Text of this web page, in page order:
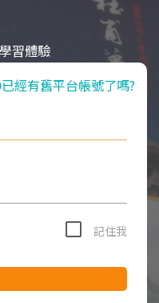
習體驗
已經有舊平台帳號了嗎?
記住我